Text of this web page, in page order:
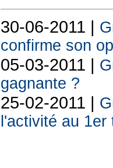
30-06-2011 |
confirme son
05-03-2011 |
gagnante ?
25-02-2011 |
l'activité au 1er